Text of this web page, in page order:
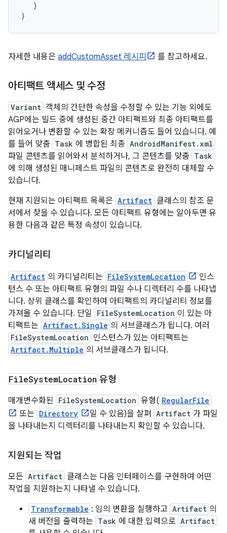
}
}
자세한 내용은 addCustomAsset 레시피 를 참고하세요.
아티팩트 액세스 및 수정
Variant 객체의 간단한 속성을 수정할 수 있는 기능 외에도
AGP에는 빌드 중에 생성된 중간 아티팩트와 최종 아티팩트를
읽어오거나 변환할 수 있는 확장 메커니즘도 들어 있습니다. 예
를 들어 맞춤 Task 에 병합된 최종 AndroidManifest.xml
파일 콘텐츠를 읽어와서 분석하거나, 그 콘텐츠를 맞춤 Task
에 의해 생성된 매니페스트 파일의 콘텐츠로 완전히 대체할 수
있습니다.
현재 지원되는 아티팩트 목록은 Artifact 클래스의 참조 문
서에서 찾을 수 있습니다. 모든 아티팩트 유형에는 알아두면 유
용한 다음과 같은 특정 속성이 있습니다.
카디널리티
Artifact 의 카디널리티는 FileSystemLocation
인스
턴스 수 또는 아티팩트 유형의 파일 수나 디렉터리 수를 나타냅
니다. 상위 클래스를 확인하여 아티팩트의 카디널리티 정보를
가져올 수 있습니다. 단일
FileSystemLocation 이 있는 아
티팩트는 Artifact.Single 의 서브클래스가 됩니다. 여러
FileSystemLocation 인스턴스가 있는 아티팩트는
Artifact.Multiple 의 서브클래스가 됩니다.
FileSystemLocation 유형
매개변수화된 FileSystemLocation 유형( RegularFile
또는 Directory 일 수 있음)을 살펴 Artifact 가 파일
을 나타내는지 디렉터리를 나타내는지 확인할 수 있습니다.
지원되는 작업
모든 Artifact 클래스는 다음 인터페이스를 구현하여 어떤
작업을 지원하는지 나타낼 수 있습니다.
Transformable : 임의 변환을 실행하고 Artifact 의
새 버전을 출력하는 Task 에 대한 입력으로 Artifact